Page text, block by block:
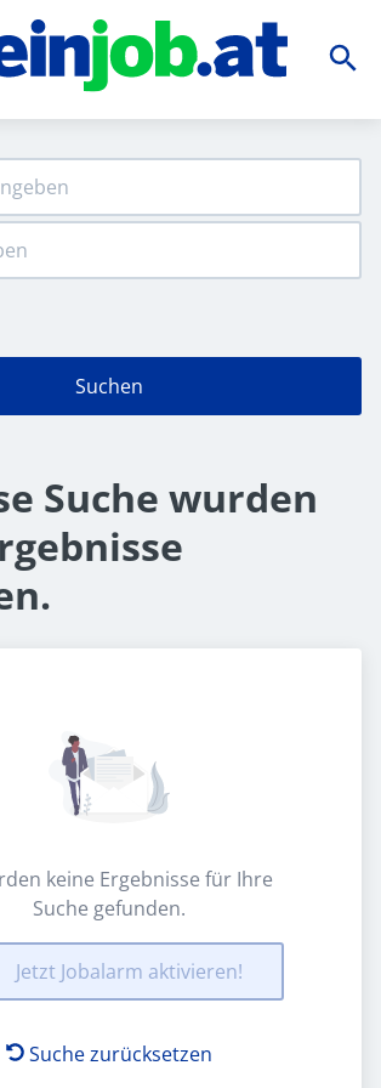
Suchen
Suche wurden
keine Ergebnisse für Ihre
Suche gefunden.
Jetzt Jobalarm aktivieren!
Suche zurücksetzen